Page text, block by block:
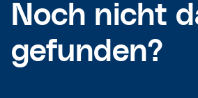
Noch nicht
gefunden?